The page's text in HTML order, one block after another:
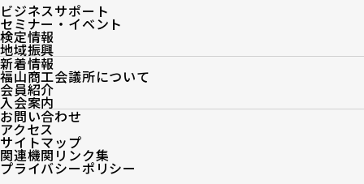
ビジネスサポート
セミナー・イベント
検定情報
地域振興
新着情報
福山商工会議所について
会員紹介
入会案内
お問い合わせ
アクセス
サイトマップ
関連機関リンク集
プライバシーポリシー